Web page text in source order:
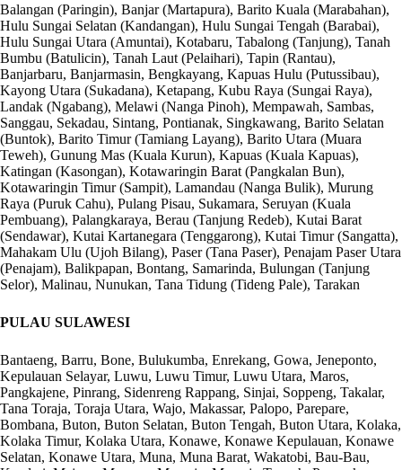
Balangan (Paringin), Banjar (Martapura), Barito Kuala (Marabahan),
Hulu Sungai Selatan (Kandangan), Hulu Sungai Tengah (Barabai),
Hulu Sungai Utara (Amuntai), Kotabaru, Tabalong (Tanjung), Tanah
Bumbu (Batulicin), Tanah Laut (Pelaihari), Tapin (Rantau),
Banjarbaru, Banjarmasin, Bengkayang, Kapuas Hulu (Putussibau),
Kayong Utara (Sukadana), Ketapang, Kubu Raya (Sungai Raya),
Landak (Ngabang), Melawi (Nanga Pinoh), Mempawah, Sambas,
Sanggau, Sekadau, Sintang, Pontianak, Singkawang, Barito Selatan
(Buntok), Barito Timur (Tamiang Layang), Barito Utara (Muara
Teweh), Gunung Mas (Kuala Kurun), Kapuas (Kuala Kapuas),
Katingan (Kasongan), Kotawaringin Barat (Pangkalan Bun),
Kotawaringin Timur (Sampit), Lamandau (Nanga Bulik), Murung
Raya (Puruk Cahu), Pulang Pisau, Sukamara, Seruyan (Kuala
Pembuang), Palangkaraya, Berau (Tanjung Redeb), Kutai Barat
(Sendawar), Kutai Kartanegara (Tenggarong), Kutai Timur (Sangatta),
Mahakam Ulu (Ujoh Bilang), Paser (Tana Paser), Penajam Paser Utara
(Penajam), Balikpapan, Bontang, Samarinda, Bulungan (Tanjung
Selor), Malinau, Nunukan, Tana Tidung (Tideng Pale), Tarakan
PULAU SULAWESI
Bantaeng, Barru, Bone, Bulukumba, Enrekang, Gowa, Jeneponto,
Kepulauan Selayar, Luwu, Luwu Timur, Luwu Utara, Maros,
Pangkajene, Pinrang, Sidenreng Rappang, Sinjai, Soppeng, Takalar,
Tana Toraja, Toraja Utara, Wajo, Makassar, Palopo, Parepare,
Bombana, Buton, Buton Selatan, Buton Tengah, Buton Utara, Kolaka,
Kolaka Timur, Kolaka Utara, Konawe, Konawe Kepulauan, Konawe
Selatan, Konawe Utara, Muna, Muna Barat, Wakatobi, Bau-Bau,